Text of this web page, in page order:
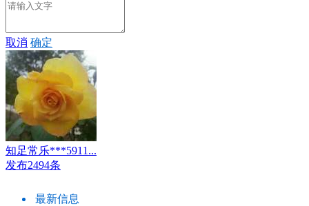
取消 确定
知足常乐***5911...
发布2494条
最新信息